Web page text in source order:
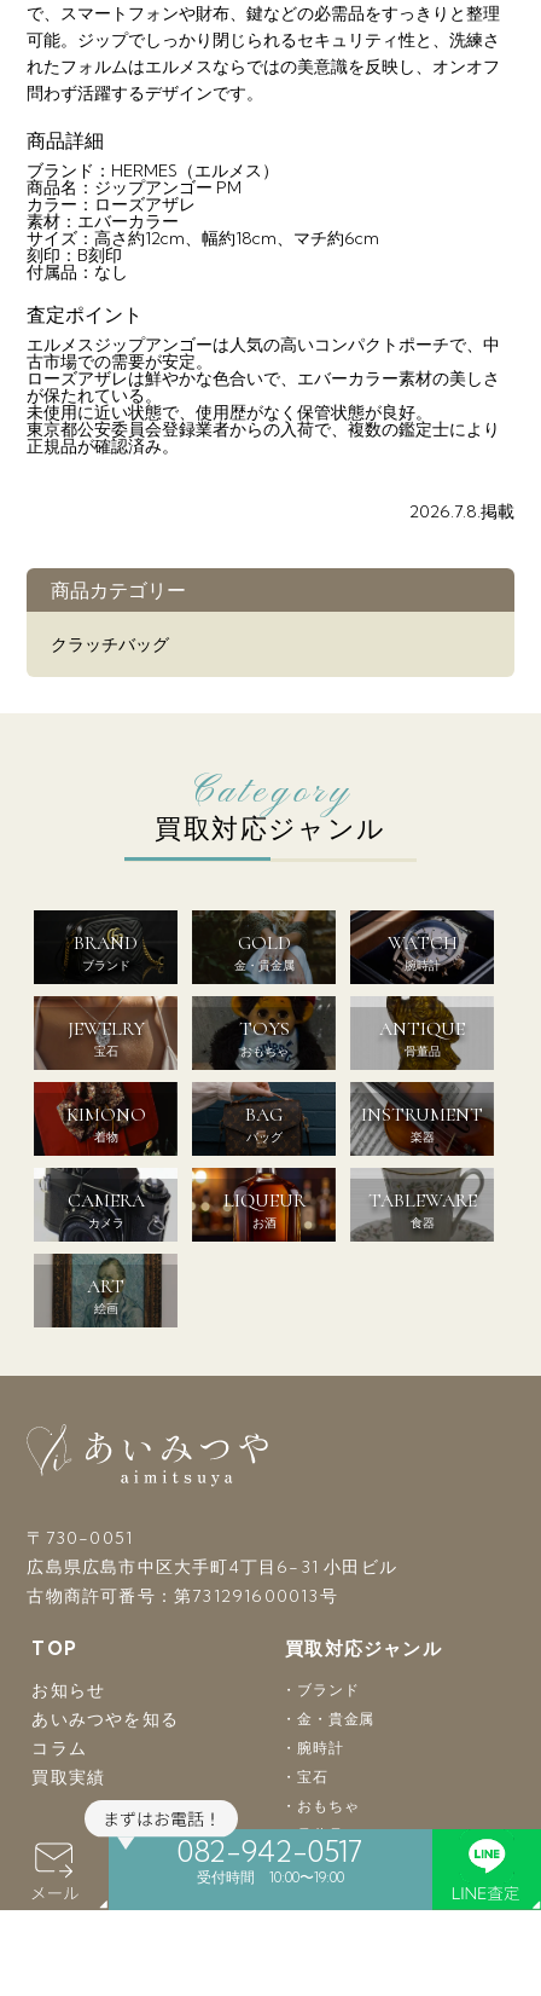
で、スマートフォンや財布、鍵などの必需品をすっきりと整理
可能。ジップでしっかり閉じられるセキュリティ性と、洗練さ
れたフォルムはエルメスならではの美意識を反映し、オンオフ
問わず活躍するデザインです。
商品詳細
ブランド：HERMES（エルメス）
商品名：ジップアンゴー PM
カラー：ローズアザレ
素材：エバーカラー
サイズ：高さ約12cm、幅約18cm、マチ約6cm
刻印：B刻印
付属品：なし
査定ポイント
エルメスジップアンゴーは人気の高いコンパクトポーチで、中
古市場での需要が安定。
ローズアザレは鮮やかな色合いで、エバーカラー素材の美しさ
が保たれている。
未使用に近い状態で、使用歴がなく保管状態が良好。
東京都公安委員会登録業者からの入荷で、複数の鑑定士により
正規品が確認済み。
2026.7.8.掲載
商品カテゴリー
クラッチバッグ
買取対応ジャンル
BRAND
ブランド
GOLD
金・貴金属
WATCH
腕時計
JEWELRY
宝石
TOYS
おもちゃ
ANTIQUE
骨董品
KIMONO
着物
BAG
バッグ
INSTRUMENT
楽器
CAMERA
カメラ
LIQUEUR
お酒
TABLEWARE
食器
ART
絵画
〒730-0051
広島県広島市中区大手町4丁目6-31 小田ビル
古物商許可番号：第731291600013号
TOP
お知らせ
あいみつやを知る
コラム
買取実績
買取対応ジャンル
ブランド
金・貴金属
腕時計
宝石
おもちゃ
骨董品
着物
082-942-0517
受付時間 10:00〜19:00